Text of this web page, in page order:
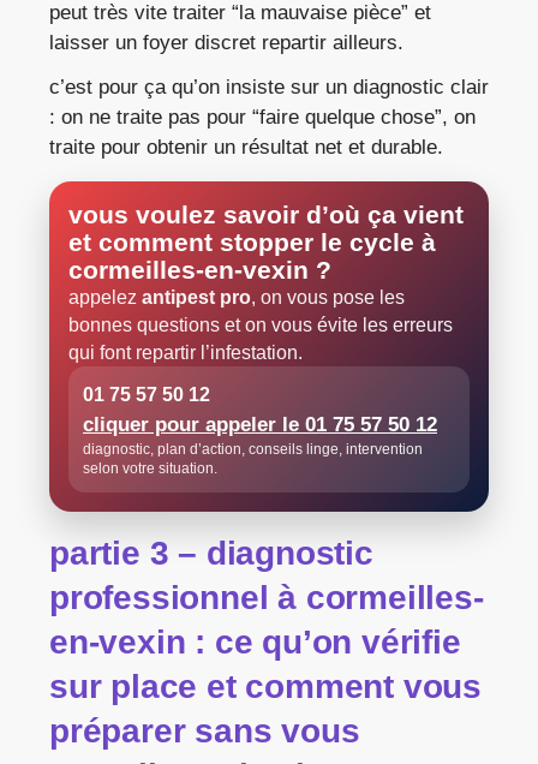
peut très vite traiter “la mauvaise pièce” et
laisser un foyer discret repartir ailleurs.
c’est pour ça qu’on insiste sur un diagnostic clair
: on ne traite pas pour “faire quelque chose”, on
traite pour obtenir un résultat net et durable.
vous voulez savoir d’où ça vient
et comment stopper le cycle à
cormeilles-en-vexin ?
appelez antipest pro, on vous pose les
bonnes questions et on vous évite les erreurs
qui font repartir l’infestation.
01 75 57 50 12
cliquer pour appeler le 01 75 57 50 12
diagnostic, plan d’action, conseils linge, intervention
selon votre situation.
partie 3 – diagnostic
professionnel à cormeilles-
en-vexin : ce qu’on vérifie
sur place et comment vous
préparer sans vous